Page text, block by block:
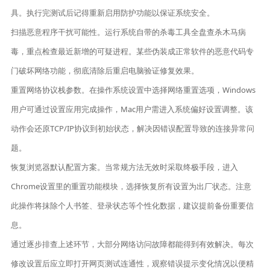
具。执行完测试后记得重新启用防护功能以保证系统安全。
扫描恶意程序干扰可能性。运行系统自带的杀毒工具全盘查杀木马病
毒，重点检查最近新增的可疑进程。某些伪装成正常软件的恶意代码专
门破坏网络功能，彻底清除后重启电脑验证修复效果。
重置网络协议栈参数。在操作系统设置中选择网络重置选项，Windows
用户可通过设置应用完成操作，Mac用户需进入系统偏好设置调整。该
动作会还原TCP/IP协议到初始状态，解决因错误配置导致的连接异常问
题。
恢复浏览器默认配置方案。当常规方法无效时采取终极手段，进入
Chrome设置里的重置功能模块，选择恢复所有设置为出厂状态。注意
此操作将抹除个人书签、登录状态等个性化数据，建议提前备份重要信
息。
通过逐步排查上述环节，大部分网络访问故障都能得到有效解决。每次
修改设置后应立即打开网页测试连通性，观察错误提示变化情况以便精